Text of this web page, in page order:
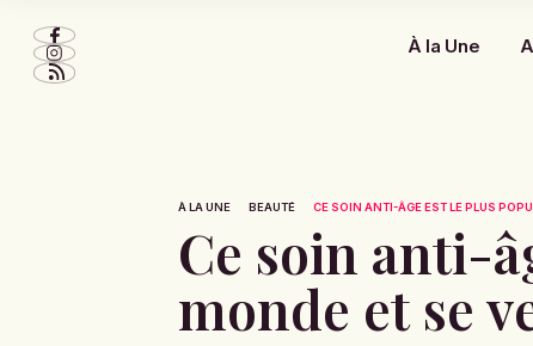
À la Une
À LA UNE BEAUTÉ CE SOIN ANTI-ÂGE EST LE PLUS
Ce soin anti-
monde et se